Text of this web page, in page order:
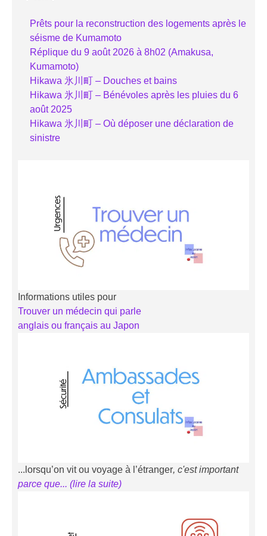
Prêts pour la reconstruction des logements après le
séisme de Kumamoto
Réplique du 9 août 2026 à 8h02 (Amakusa,
Kumamoto)
Hikawa 氷川町 – Douches et bains
Hikawa 氷川町 – Bénévoles après les pluies du 6
août 2025
Hikawa 氷川町 – Où déposer une déclaration de
sinistre
Informations utiles pour
Trouver un médecin qui parle
anglais ou français au Japon
...lorsqu’on vit ou voyage à l’étranger, c'est important
parce que... (lire la suite)